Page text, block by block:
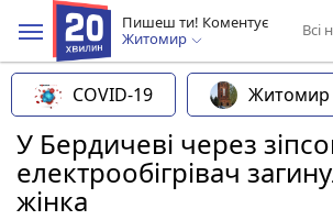
Пишеш ти! Коментує
Житомир
Всі
COVID-19 Житомир
У Бердичеві через
електрообігрівач
жінка